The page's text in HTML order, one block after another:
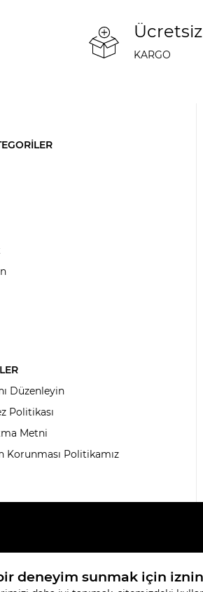
Ücretsiz
KARGO
Düzenleyin
Politikası
Metni
Korunması Politikamız